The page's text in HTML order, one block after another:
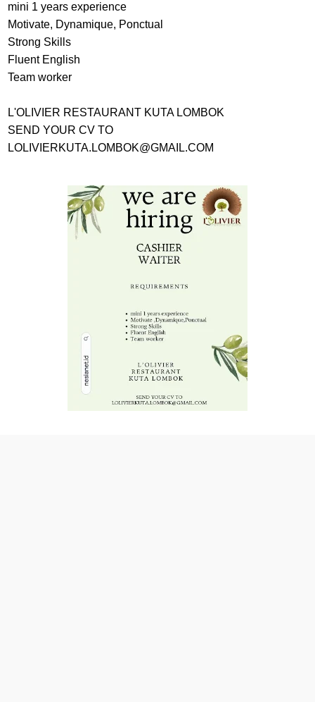
mini 1 years experience
Motivate, Dynamique, Ponctual
Strong Skills
Fluent English
Team worker
L'OLIVIER RESTAURANT KUTA LOMBOK
SEND YOUR CV TO
LOLIVIERKUTA.LOMBOK@GMAIL.COM